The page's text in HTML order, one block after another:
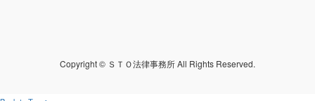
Copyright © ＳＴＯ法律事務所 All Rights Reserved.